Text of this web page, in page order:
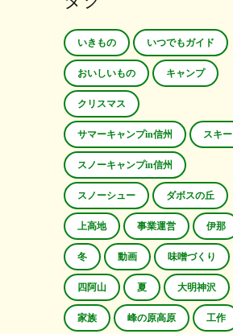
いきもの いつでもガイド
おいしいもの キャンプ
クリスマス
サマーキャンプin信州 スキー
スノーキャンプin信州
スノーシュー ダボスの丘
上高地 事業運営 伊那
冬 動画 味噌づくり
四阿山 夏 大明神沢
家族 峰の原高原 工作